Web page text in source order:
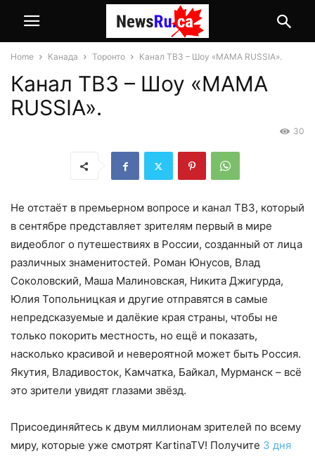
Home Канада Торонто Канал ТВ3 – Шоу «МАМА RUSSIA».
Канал ТВ3 – Шоу «МАМА
RUSSIA».
30
Не отстаёт в премьерном вопросе и канал ТВ3, который
в сентябре представляет зрителям первый в мире
видеоблог о путешествиях в России, созданный от лица
различных знаменитостей. Роман Юнусов, Влад
Соколовский, Маша Малиновская, Никита Джигурда,
Юлия Топольницкая и другие отправятся в самые
непредсказуемые и далёкие края страны, чтобы не
только покорить местность, но ещё и показать,
насколько красивой и невероятной может быть Россия.
Якутия, Владивосток, Камчатка, Байкал, Мурманск – всё
это зрители увидят глазами звёзд.
Присоединяйтесь к двум миллионам зрителей по всему
миру, которые уже смотрят KartinaTV! Получите 3 дня